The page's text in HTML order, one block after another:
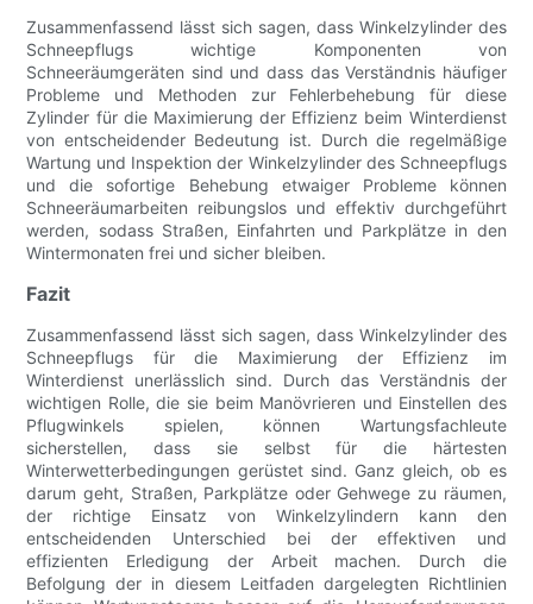
Zusammenfassend lässt sich sagen, dass Winkelzylinder des
Schneepflugs wichtige Komponenten von
Schneeräumgeräten sind und dass das Verständnis häufiger
Probleme und Methoden zur Fehlerbehebung für diese
Zylinder für die Maximierung der Effizienz beim Winterdienst
von entscheidender Bedeutung ist. Durch die regelmäßige
Wartung und Inspektion der Winkelzylinder des Schneepflugs
und die sofortige Behebung etwaiger Probleme können
Schneeräumarbeiten reibungslos und effektiv durchgeführt
werden, sodass Straßen, Einfahrten und Parkplätze in den
Wintermonaten frei und sicher bleiben.
Fazit
Zusammenfassend lässt sich sagen, dass Winkelzylinder des
Schneepflugs für die Maximierung der Effizienz im
Winterdienst unerlässlich sind. Durch das Verständnis der
wichtigen Rolle, die sie beim Manövrieren und Einstellen des
Pflugwinkels spielen, können Wartungsfachleute
sicherstellen, dass sie selbst für die härtesten
Winterwetterbedingungen gerüstet sind. Ganz gleich, ob es
darum geht, Straßen, Parkplätze oder Gehwege zu räumen,
der richtige Einsatz von Winkelzylindern kann den
entscheidenden Unterschied bei der effektiven und
effizienten Erledigung der Arbeit machen. Durch die
Befolgung der in diesem Leitfaden dargelegten Richtlinien